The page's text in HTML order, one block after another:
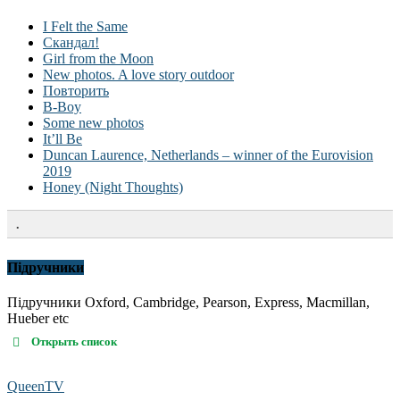
I Felt the Same
Скандал!
Girl from the Moon
New photos. A love story outdoor
Повторить
B-Boy
Some new photos
It’ll Be
Duncan Laurence, Netherlands – winner of the Eurovision
2019
Honey (Night Thoughts)
.
Підручники
Підручники Oxford, Cambridge, Pearson, Express, Macmillan,
Hueber etc
Открыть список
QueenTV